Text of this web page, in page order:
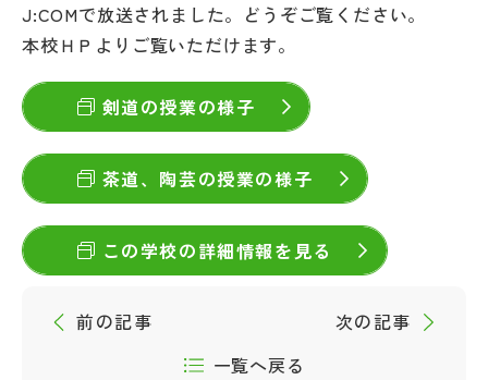
NettyLandかわら版
その他
お問い合わせ
個人情報保護方針
サイトマップ
J:COMで放送されました。どうぞご覧ください。
本校ＨＰよりご覧いただけます。
剣道の授業の様子
茶道、陶芸の授業の様子
この学校の詳細情報を見る
前の記事
一覧へ戻る
次の記事